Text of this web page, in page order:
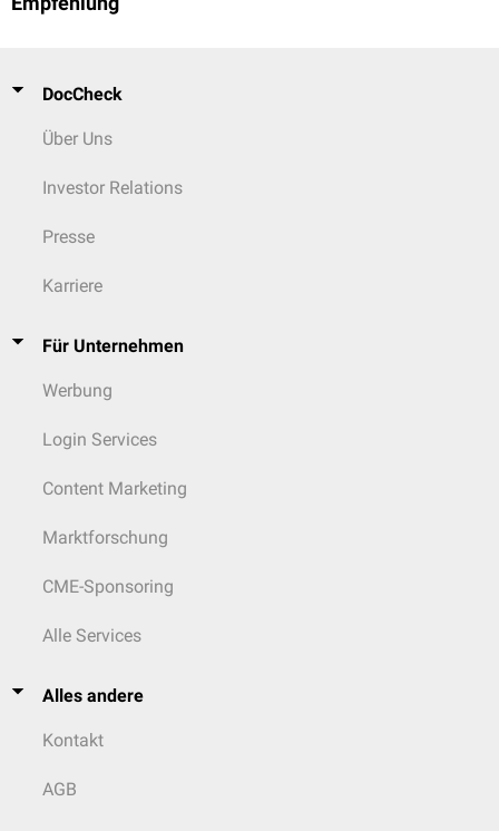
DocCheck
Über Uns
Investor Relations
Presse
Karriere
Für Unternehmen
Werbung
Login Services
Content Marketing
Marktforschung
CME-Sponsoring
Alle Services
Alles andere
Kontakt
AGB